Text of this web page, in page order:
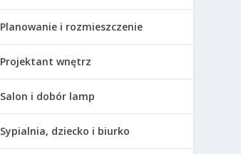
Planowanie i rozmieszczenie
Projektant wnętrz
Salon i dobór lamp
Sypialnia, dziecko i biurko